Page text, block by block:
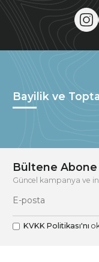
Bayilik ve
Bültene Abone
Güncel kampanya ve
KVKK Politikası'nı